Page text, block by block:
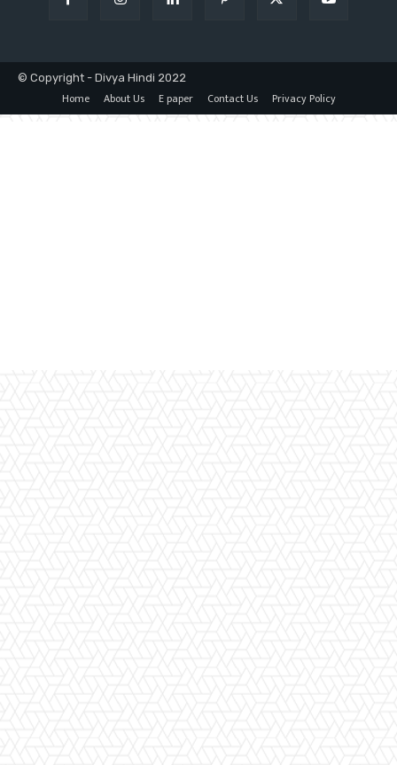
© Copyright - Divya Hindi 2022
Home About Us E paper Contact Us Privacy Policy